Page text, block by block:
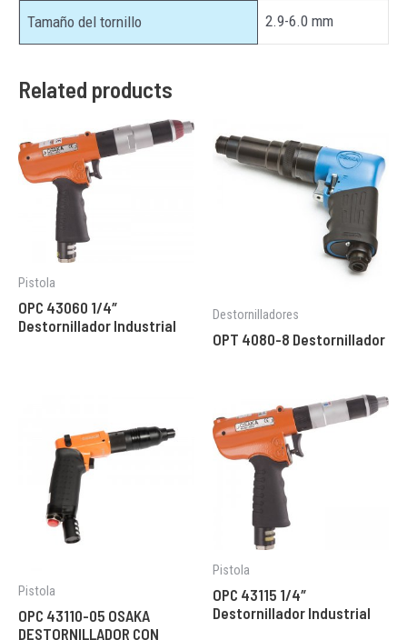
Tamaño del tornillo 2.9-6.0 mm
Related products
Pistola
OPC 43060 1/4″
Destornillador Industrial
Destornilladores
OPT 4080-8 Destornillador
Pistola
OPC 43110-05 OSAKA
DESTORNILLADOR CON
Pistola
OPC 43115 1/4″
Destornillador Industrial